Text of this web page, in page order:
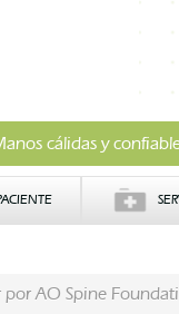
cálidas y
AO Spine